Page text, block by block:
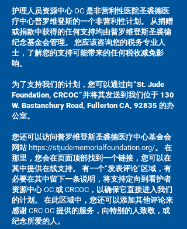
护理人员资源中心 OC 是非营利性医院圣裘德医
疗中心普罗维登斯的一个非营利性计划。 从捐赠
或捐款中获得的任何支持均由普罗维登斯圣裘德
纪念基金会管理。 您应该咨询您的税务专业人
士，了解您的支持可能带来的任何税收减免影
响。
为了支持我们的计划，您可以通过向“St. Jude
Foundation, CRCOC”并将其发送到我们位于 130
W. Bastanchury Road, Fullerton CA, 92835 的办
公室。
您还可以访问普罗维登斯圣裘德医疗中心基金会
网站 https://stjudememorialfoundation.org/。 在
那里，您会在页面顶部找到一个链接，您可以在
其中提供在线支持。 有一个“发表评论”区域，有
必要在其中留下一条说明，将支持定向到看护者
资源中心 OC 或 CRCOC，以确保它直接进入我们
的计划。 在此区域中，您还可以添加其他评论来
感谢 CRC OC 提供的服务，向特别的人致敬，或
纪念所爱的人。